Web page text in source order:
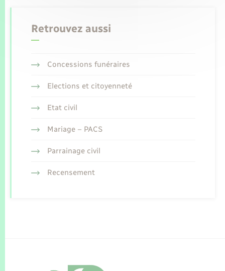
Retrouvez aussi
Concessions funéraires
Elections et citoyenneté
Etat civil
Mariage – PACS
Parrainage civil
Recensement